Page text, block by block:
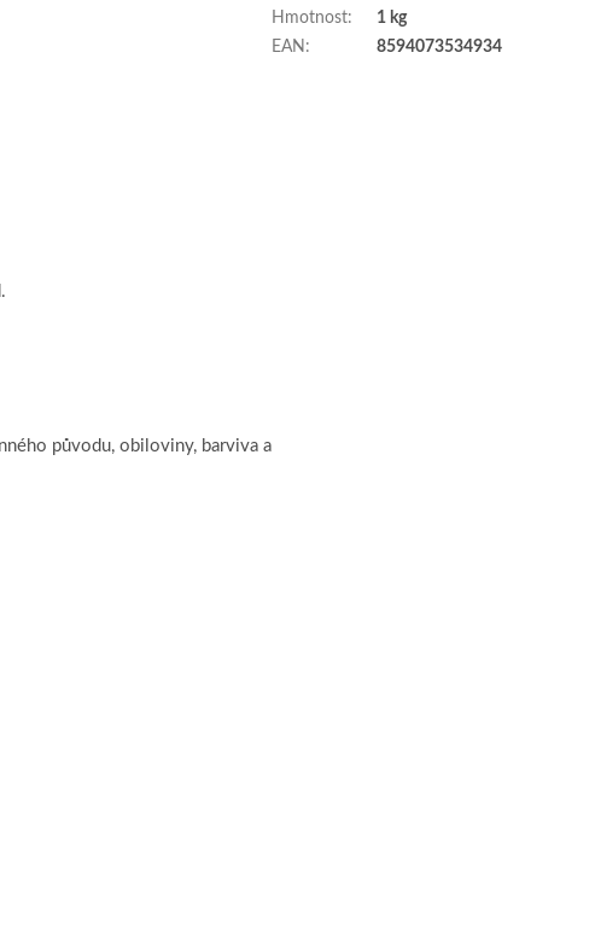
původu, obiloviny, barviva a
Hmotnost:
1 kg
EAN : 8594073534934